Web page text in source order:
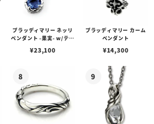
ブラッディマリー ネッリ
ペンダント -果実- w/ティ
¥23,100
ブラッディマリー カーム
ペンダント
¥14,300